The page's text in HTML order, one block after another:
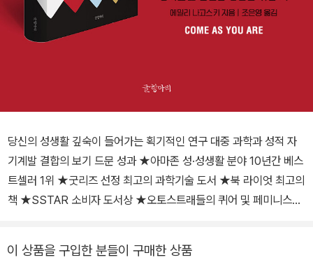
당신의 성생활 깊숙이 들어가는 획기적인 연구 대중 과학과 성적 자
기계발 결합의 보기 드문 성과 ★아마존 성·성생활 분야 10년간 베스
트셀러 1위 ★굿리즈 선정 최고의 과학기술 도서 ★북 라이엇 최고의
책 ★SSTAR 소비자 도서상 ★오토스트래들의 퀴어 및 페미니스트
책』은 네 여자의 이야기를 바탕으로 성과학과 성적 자기계발을 이야
이 상품을 구입한 분들이 구매한 상품